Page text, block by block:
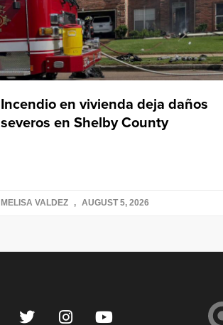
Incendio en vivienda deja daños
severos en Shelby County
MELISA VALDEZ AUGUST 5, 2026